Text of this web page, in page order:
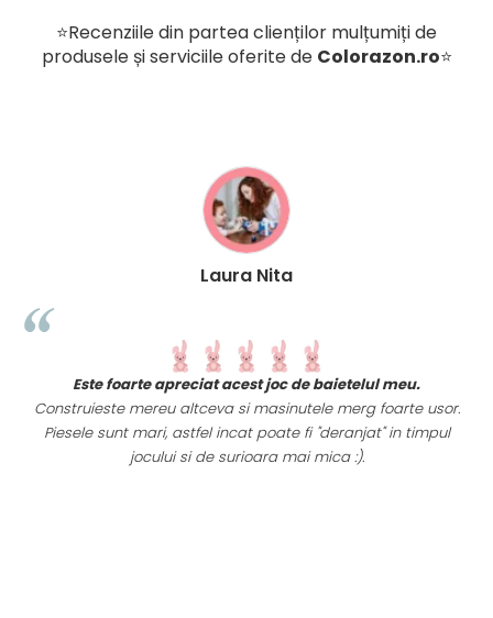
⭐Recenziile din partea clienților mulțumiți de
produsele și serviciile oferite de Colorazon.ro⭐
Laura Nita
Este foarte apreciat acest joc de baietelul meu.
Construieste mereu altceva si masinutele merg foarte usor.
Piesele sunt mari, astfel incat poate fi "deranjat" in timpul
jocului si de surioara mai mica :).